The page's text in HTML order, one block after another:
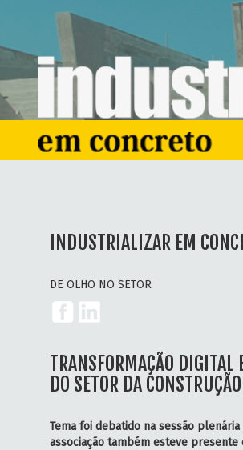
INDUSTRIALIZAR EM
DE OLHO NO SETOR
TRANSFORMAÇÃO
DO SETOR DA CONSTRUÇÃO
Tema foi debatido na sessão
associação também esteve